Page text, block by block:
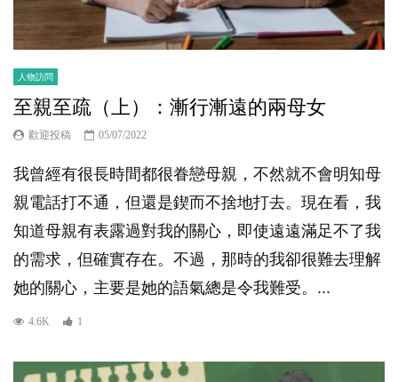
人物訪問
至親至疏（上）：漸行漸遠的兩母女
歡迎投稿 05/07/2022
我曾經有很長時間都很眷戀母親，不然就不會明知母
親電話打不通，但還是鍥而不捨地打去。現在看，我
知道母親有表露過對我的關心，即使遠遠滿足不了我
的需求，但確實存在。不過，那時的我卻很難去理解
她的關心，主要是她的語氣總是令我難受。...
4.6K 1